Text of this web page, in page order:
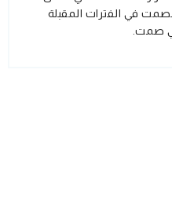
في الفترات المقبلة
صمت.